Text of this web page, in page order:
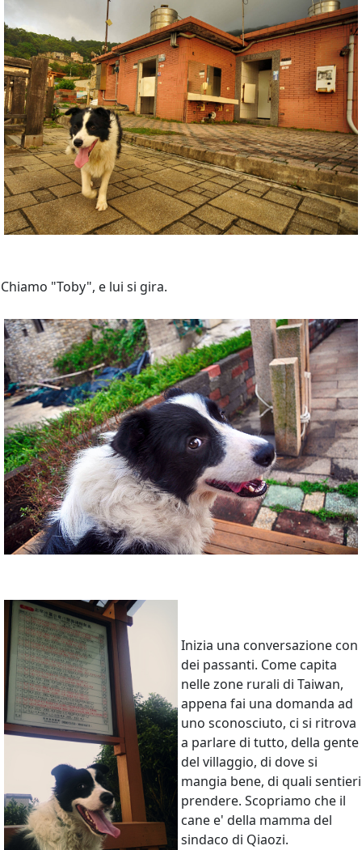
Chiamo "Toby", e lui si gira.
Inizia una conversazione con
dei passanti. Come capita
nelle zone rurali di Taiwan,
appena fai una domanda ad
uno sconosciuto, ci si ritrova
a parlare di tutto, della gente
del villaggio, di dove si
mangia bene, di quali sentieri
prendere. Scopriamo che il
cane e' della mamma del
sindaco di Qiaozi.